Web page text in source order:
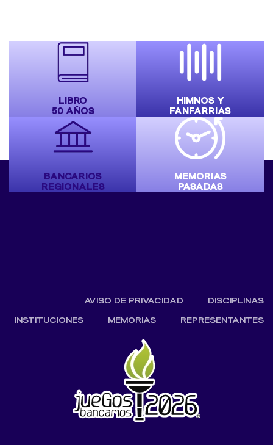
LIBRO
50 AÑOS
HIMNOS Y
FANFARRIAS
BANCARIOS
REGIONALES
MEMORIAS
PASADAS
AVISO DE PRIVACIDAD
DISCIPLINAS
INSTITUCIONES
MEMORIAS REPRESENTANTES